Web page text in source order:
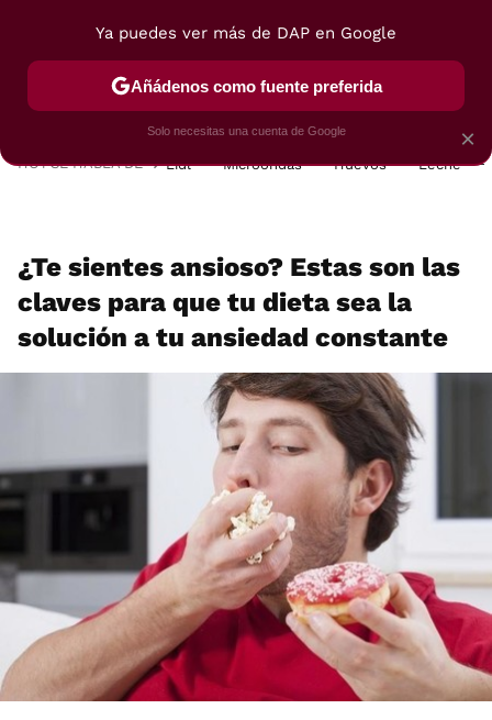
POSTRES VIAJES SELECCIÓN VEGUI
HOY SE HABLA DE Lidl Microondas Huevos Leche
¿Te sientes ansioso? Estas son las
claves para que tu dieta sea la
solución a tu ansiedad constante
×
Ya puedes ver más de DAP en Google
Añádenos como fuente preferida
Solo necesitas una cuenta de Google